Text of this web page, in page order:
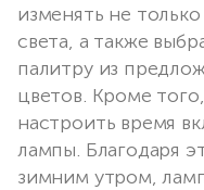
изменять не
света, а также
палитру из
цветов. Кроме
настроить время
лампы. Благодаря
зимним утром,